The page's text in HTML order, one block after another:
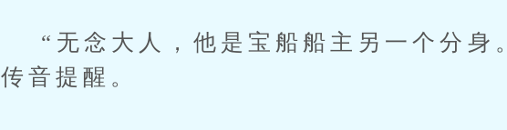
“无念大人，他是宝船船主另一个分身
传音提醒。